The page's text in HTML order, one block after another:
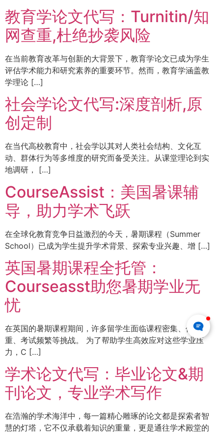
教育学论文代写：Turnitin/知
网查重,杜绝抄袭风险
在当前教育改革与创新的大背景下，教育学论文已成为学生
评估学术能力和研究素养的重要环节。然而，教育学涵盖教
学理论 […]
社会学论文代写:深度剖析,原
创定制
在当代高校教育中，社会学以其对人类社会结构、文化互
动、群体行为等多维度的研究而备受关注。从课堂理论到实
地调研， […]
CourseAssist：美国暑课辅
导，助力学术飞跃
在全球化教育竞争日益激烈的今天，暑期课程（Summer
School）已成为学生提升学术背景、探索专业兴趣、增 […]
英国暑期课程全托管：
Courseasst助您暑期学业无
忧
在英国的暑期课程期间，许多留学生面临课程密集、作业繁
重、考试频繁等挑战。 为了帮助学生高效应对这些学业压
力，C […]
学术论文代写：毕业论文&期
刊论文，专业学术写作
在浩瀚的学术海洋中，每一篇精心雕琢的论文都是探索者智
慧的灯塔，它不仅承载着知识的重量，更是通往学术殿堂的